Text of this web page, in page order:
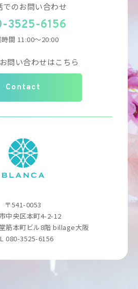
でのお問い合わせ
3525-6156
時間 11:00～20:00
問い合わせはこちら
Contact
〒541-0053
中央区本町4-2-12
筋本町ビル8階 billage大阪
080-3525-6156